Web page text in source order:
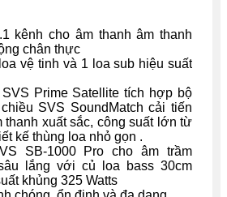
kênh cho âm thanh âm thanh
chân thực
vệ tinh và 1 loa sub hiệu suất
Prime Satellite tích hợp bộ
SVS SoundMatch cải tiến
thanh xuất sắc, công suất lớn từ
kế thùng loa nhỏ gọn .
SB-1000 Pro cho âm trầm
lắng với củ loa bass 30cm
khủng 325 Watts